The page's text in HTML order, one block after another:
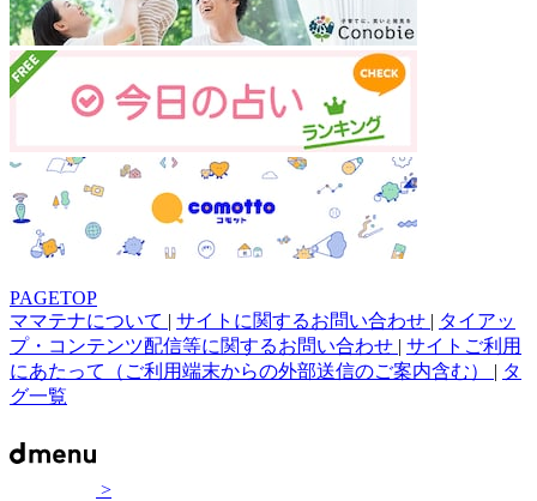
PAGETOP
ママテナについて | サイトに関するお問い合わせ | タイアッ
プ・コンテンツ配信等に関するお問い合わせ | サイトご利用
にあたって（ご利用端末からの外部送信のご案内含む） | タ
グ一覧
>